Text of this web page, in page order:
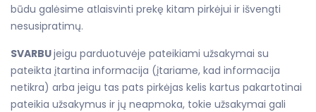
būdu galėsime atlaisvinti prekę kitam pirkėjui ir išvengti
nesusipratimų.
SVARBUjeigu parduotuvėje pateikiami užsakymai su
pateikta įtartina informacija (įtariame, kad informacija
netikra) arba jeigu tas pats pirkėjas kelis kartus pakartotinai
pateikia užsakymus ir jų neapmoka, tokie užsakymai gali